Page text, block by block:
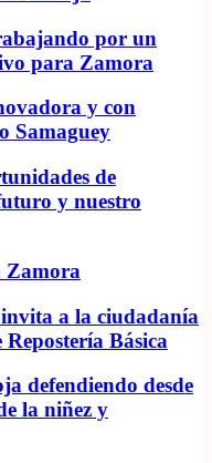
por un
para Zamora
y con
Samaguey
de
y nuestro
Zamora
a la ciudadanía
Básica
defendiendo desde
la niñez y